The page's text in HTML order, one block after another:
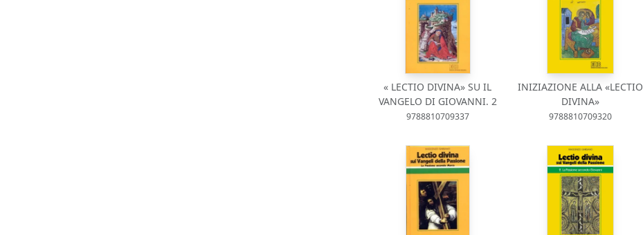
« LECTIO DIVINA» SU IL
VANGELO DI GIOVANNI. 2
9788810709337
INIZIAZIONE ALLA «LECTIO
DIVINA»
9788810709320